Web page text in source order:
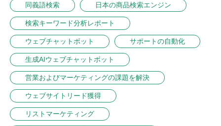
同義語検索 日本の商品検索エンジン
検索キーワード分析レポート
ウェブチャットボット サポートの自動化
生成AIウェブチャットボット
営業およびマーケティングの課題を解決
ウェブサイトリード獲得
リストマーケティング